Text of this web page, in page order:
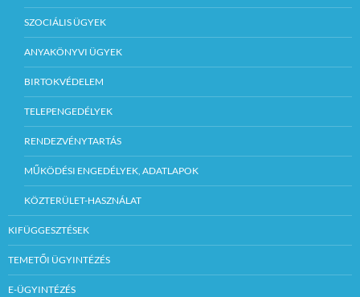
SZOCIÁLIS ÜGYEK
ANYAKÖNYVI ÜGYEK
BIRTOKVÉDELEM
TELEPENGEDÉLYEK
RENDEZVÉNYTARTÁS
MŰKÖDÉSI ENGEDÉLYEK, ADATLAPOK
KÖZTERÜLET-HASZNÁLAT
KIFÜGGESZTÉSEK
TEMETŐI ÜGYINTÉZÉS
E-ÜGYINTÉZÉS